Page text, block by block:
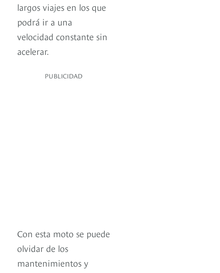
largos viajes en los que
podrá ir a una
velocidad constante sin
acelerar.
PUBLICIDAD
Con esta moto se puede
olvidar de los
mantenimientos y